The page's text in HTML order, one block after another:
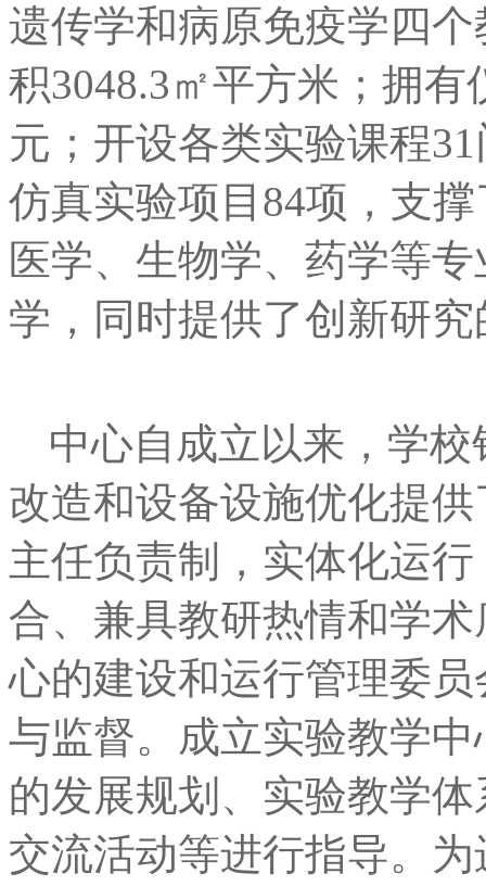
遗传学和病原免疫学四
积3048.3㎡平方米；拥
元；开设各类实验课程
仿真实验项目84项，支
医学、生物学、药学等
学，同时提供了创新研
中心自成立以来，学
改造和设备设施优化提
主任负责制，实体化运
合、兼具教研热情和学
心的建设和运行管理委
与监督。成立实验教学
的发展规划、实验教学
交流活动等进行指导。